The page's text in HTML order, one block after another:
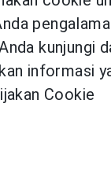
dapat
baik
kunjungi
informasi
Cookie